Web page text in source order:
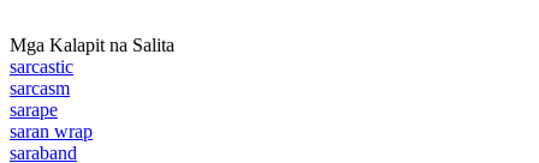
Mga Kalapit na Salita
sarcastic
sarcasm
sarape
saran wrap
saraband